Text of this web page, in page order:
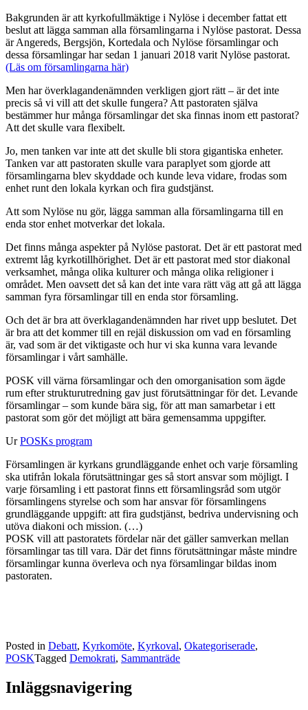
Bakgrunden är att kyrkofullmäktige i Nylöse i december fattat ett
beslut att lägga samman alla församlingarna i Nylöse pastorat. Dessa
är Angereds, Bergsjön, Kortedala och Nylöse församlingar och
dessa församlingar har sedan 1 januari 2018 varit Nylöse pastorat.
(Läs om församlingarna här)
Men har överklagandenämnden verkligen gjort rätt – är det inte
precis så vi vill att det skulle fungera? Att pastoraten själva
bestämmer hur många församlingar det ska finnas inom ett pastorat?
Att det skulle vara flexibelt.
Jo, men tanken var inte att det skulle bli stora gigantiska enheter.
Tanken var att pastoraten skulle vara paraplyet som gjorde att
församlingarna blev skyddade och kunde leva vidare, frodas som
enhet runt den lokala kyrkan och fira gudstjänst.
Att som Nylöse nu gör, lägga samman alla församlingarna till en
enda stor enhet motverkar det lokala.
Det finns många aspekter på Nylöse pastorat. Det är ett pastorat med
extremt låg kyrkotillhörighet. Det är ett pastorat med stor diakonal
verksamhet, många olika kulturer och många olika religioner i
området. Men oavsett det så kan det inte vara rätt väg att gå att lägga
samman fyra församlingar till en enda stor församling.
Och det är bra att överklagandenämnden har rivet upp beslutet. Det
är bra att det kommer till en rejäl diskussion om vad en församling
är, vad som är det viktigaste och hur vi ska kunna vara levande
församlingar i vårt samhälle.
POSK vill värna församlingar och den omorganisation som ägde
rum efter strukturutredning gav just förutsättningar för det. Levande
församlingar – som kunde bära sig, för att man samarbetar i ett
pastorat som gör det möjligt att bära gemensamma uppgifter.
UrPOSKs program
Församlingen är kyrkans grundläggande enhet och varje församling
ska utifrån lokala förutsättningar ges så stort ansvar som möjligt. I
varje församling i ett pastorat finns ett församlingsråd som utgör
församlingens styrelse och som har ansvar för församlingens
grundläggande uppgift: att fira gudstjänst, bedriva undervisning och
utöva diakoni och mission. (…)
POSK vill att pastoratets fördelar när det gäller samverkan mellan
församlingar tas till vara. Där det finns förutsättningar måste mindre
församlingar kunna överleva och nya församlingar bildas inom
pastoraten.
Posted in Debatt, Kyrkomöte, Kyrkoval, Okategoriserade,
POSKTagged Demokrati, Sammanträde
Inläggsnavigering